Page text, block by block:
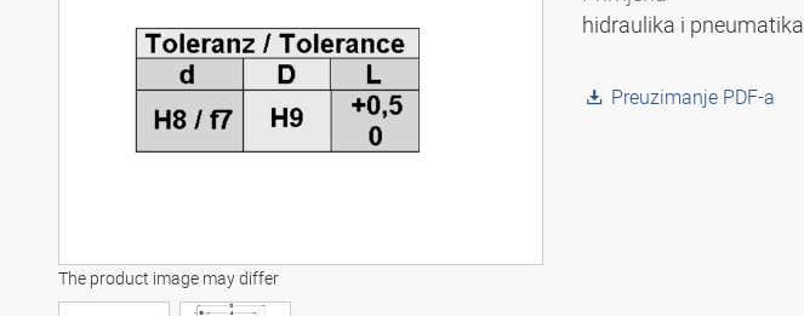
The product image may differ
hidraulika i pneumatika
Preuzimanje PDF-a